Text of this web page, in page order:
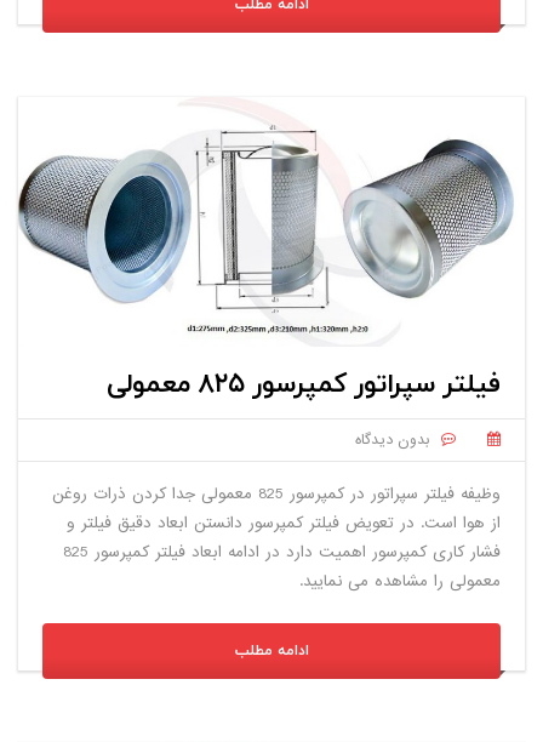
ادامه مطلب
فیلتر سپراتور کمپرسور ۸۲۵ معمولی
بدون دیدگاه
وظیفه فیلتر سپراتور در کمپرسور 825 معمولی جدا کردن ذرات روغن
از هوا است. در تعویض فیلتر کمپرسور دانستن ابعاد دقیق فیلتر و
فشار کاری کمپرسور اهمیت دارد در ادامه ابعاد فیلتر کمپرسور 825
معمولی را مشاهده می نمایید.
ادامه مطلب